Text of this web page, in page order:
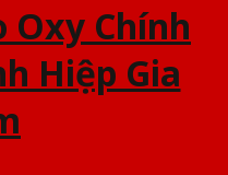
Oxy Chính
Hiệp Gia